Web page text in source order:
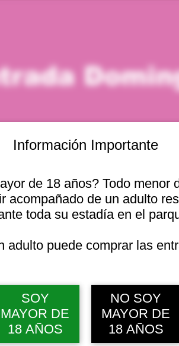
Información Importante
de 18 años? Todo menor
acompañado de un adulto
toda su estadía en el
adulto puede comprar las
SOY
MAYOR DE
18 AÑOS
NO SOY
MAYOR DE
18 AÑOS
2541754 Viña del Mar, Valparaíso, Chile